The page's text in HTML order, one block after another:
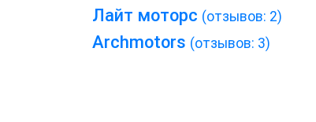
Лайт моторс (отзывов: 2)
Archmotors (отзывов: 3)